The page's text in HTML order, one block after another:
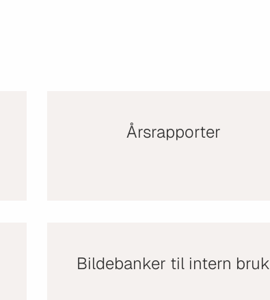
Årsrapporter
Bildebanker til intern bruk